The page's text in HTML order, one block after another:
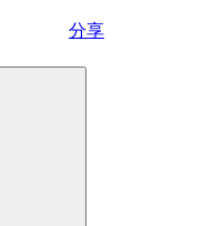
分享